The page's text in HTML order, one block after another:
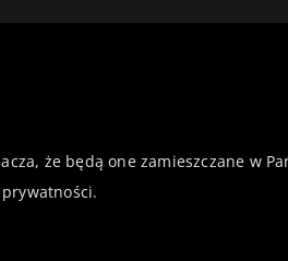
że będą one zamieszczane w
.